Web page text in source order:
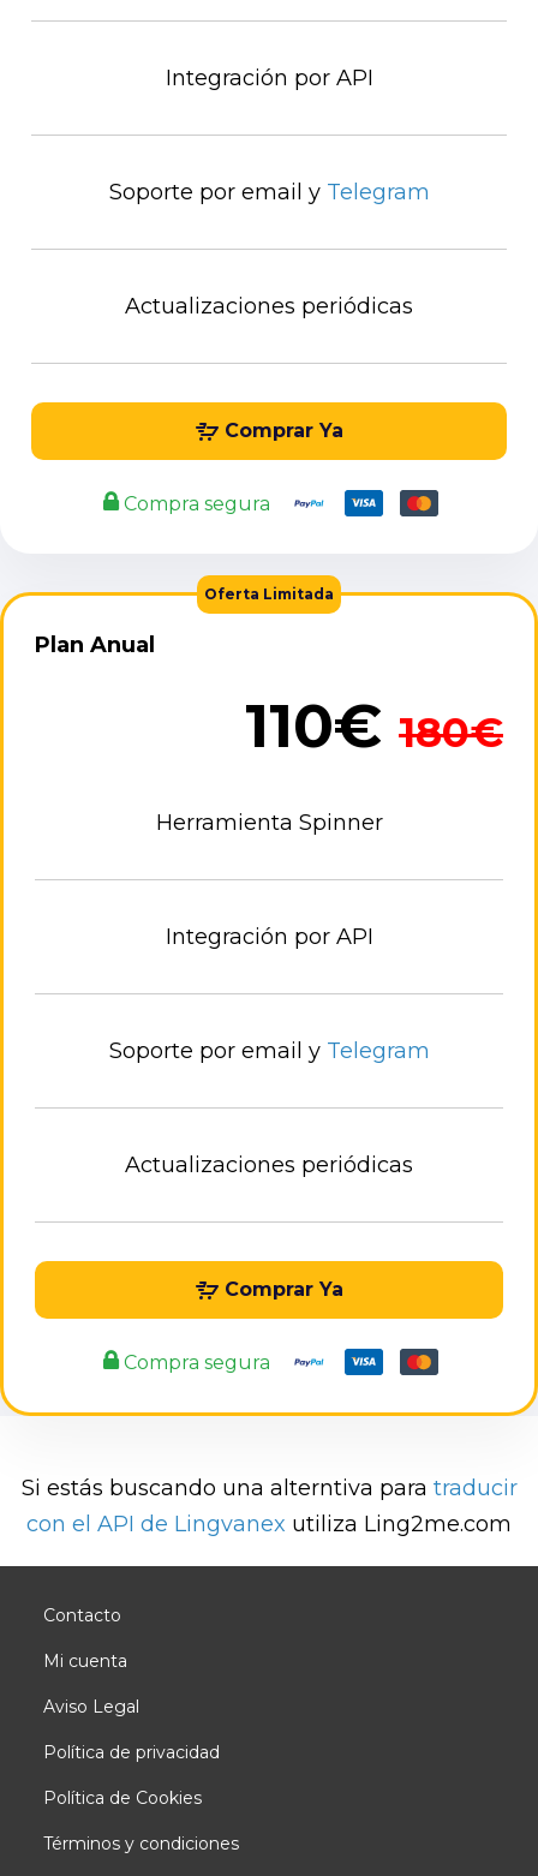
Integración por API
Soporte por email y Telegram
Actualizaciones periódicas
Comprar Ya
Compra segura
Plan Anual
110€ 180€
Herramienta Spinner
Integración por API
Soporte por email y Telegram
Actualizaciones periódicas
Comprar Ya
Compra segura
Si estás buscando una alterntiva para traducir
con el API de Lingvanex utiliza Ling2me.com
Contacto
Mi cuenta
Aviso Legal
Política de privacidad
Política de Cookies
Términos y condiciones